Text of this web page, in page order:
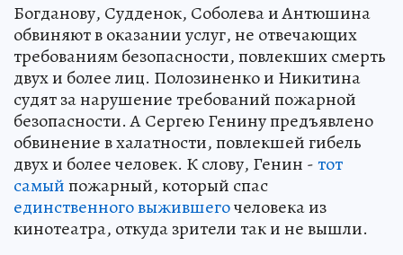
Богданову, Судденок, Соболева и Антюшина
обвиняют в оказании услуг, не отвечающих
требованиям безопасности, повлекших смерть
двух и более лиц. Полозиненко и Никитина
судят за нарушение требований пожарной
безопасности. А Сергею Генину предъявлено
обвинение в халатности, повлекшей гибель
двух и более человек. К слову, Генин -тот
самыйпожарный, который спас
единственного выжившегочеловека из
кинотеатра, откуда зрители так и не вышли.